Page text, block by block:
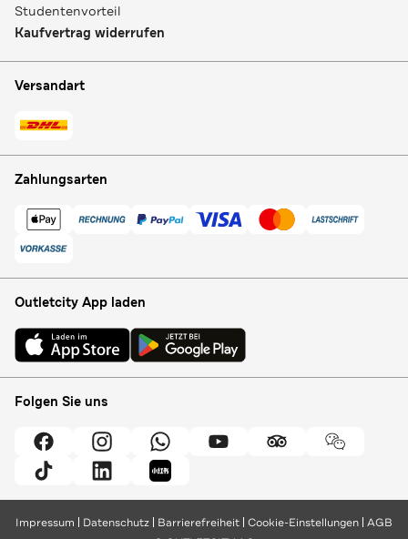
Studentenvorteil
Kaufvertrag widerrufen
Versandart
Zahlungsarten
Outletcity App laden
Folgen Sie uns
Impressum Datenschutz Barrierefreiheit Cookie-Einstellungen AGB